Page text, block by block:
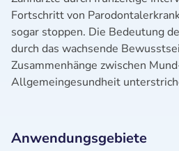
Fortschritt von
sogar stoppen. Die Bedeutung
durch das wachsende
Zusammenhänge zwischen
Allgemeingesundheit
Anwendungsgebiete